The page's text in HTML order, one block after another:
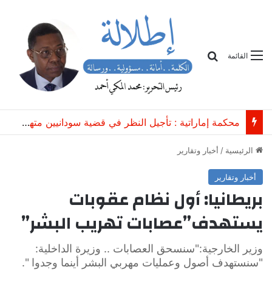
القائمة
محكمة إماراتية : تأجيل النظر في قضية سودانيين متهمين بـ”الاتجار غير المشروع بعتاد عسكري”
الرئيسية / أخبار وتقارير
أخبار وتقارير
بريطانيا: أول نظام عقوبات
يستهدف”عصابات تهريب البشر”
وزير الخارجية:"سنسحق العصابات .. وزيرة الداخلية:
"سنستهدف أصول وعمليات مهربي البشر أينما وجدوا ".